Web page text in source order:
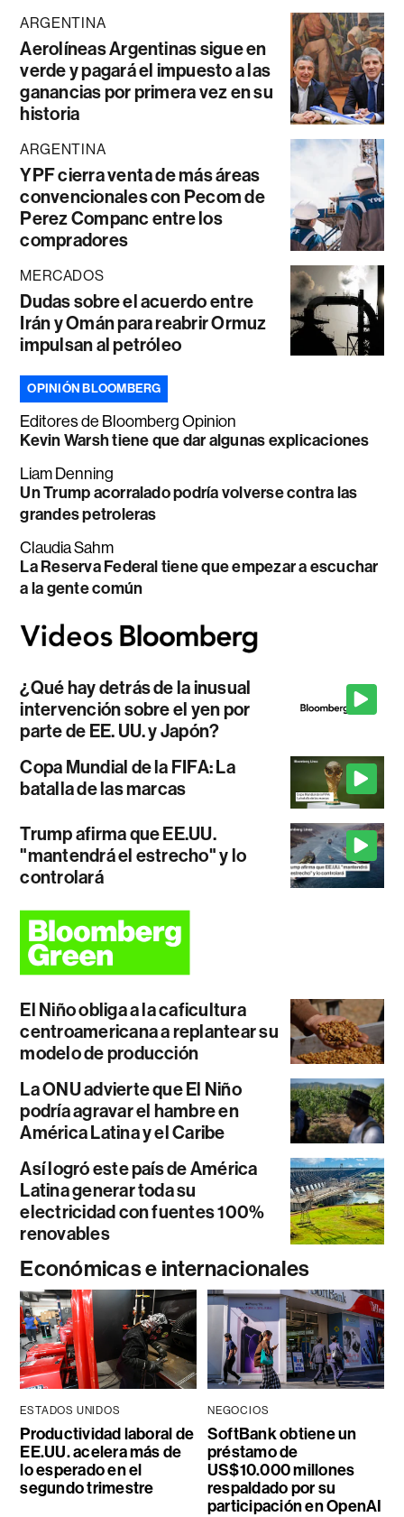
ARGENTINA
Aerolíneas Argentinas sigue en
verde y pagará el impuesto a las
ganancias por primera vez en su
historia
ARGENTINA
YPF cierra venta de más áreas
convencionales con Pecom de
Perez Companc entre los
compradores
MERCADOS
Dudas sobre el acuerdo entre
Irán y Omán para reabrir Ormuz
impulsan al petróleo
OPINIÓN BLOOMBERG
Editores de Bloomberg Opinion
Kevin Warsh tiene que dar algunas explicaciones
Liam Denning
Un Trump acorralado podría volverse contra las
grandes petroleras
Claudia Sahm
La Reserva Federal tiene que empezar a escuchar
a la gente común
¿Qué hay detrás de la inusual
intervención sobre el yen por
parte de EE. UU. y Japón?
Copa Mundial de la FIFA: La
batalla de las marcas
Trump afirma que EE.UU.
"mantendrá el estrecho" y lo
controlará
El Niño obliga a la caficultura
centroamericana a replantear su
modelo de producción
La ONU advierte que El Niño
podría agravar el hambre en
América Latina y el Caribe
Así logró este país de América
Latina generar toda su
electricidad con fuentes 100%
renovables
Económicas e internacionales
ESTADOS UNIDOS
Productividad laboral de
EE.UU. acelera más de
lo esperado en el
segundo trimestre
NEGOCIOS
SoftBank obtiene un
préstamo de
US$10.000 millones
respaldado por su
participación en OpenAI